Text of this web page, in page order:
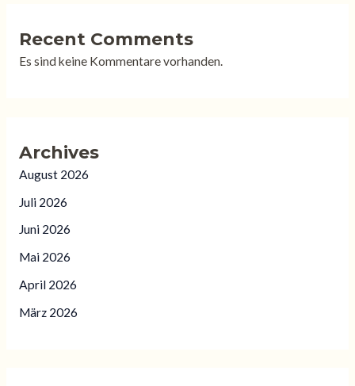
Recent Comments
Es sind keine Kommentare vorhanden.
Archives
August 2026
Juli 2026
Juni 2026
Mai 2026
April 2026
März 2026